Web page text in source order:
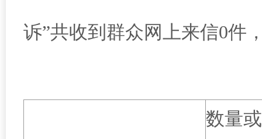
诉”共收到群众网上来信0件
数量